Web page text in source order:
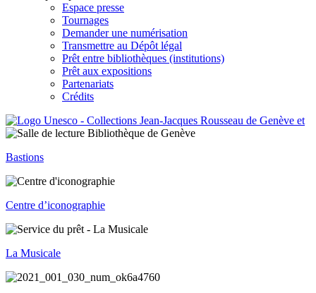
Espace presse
Tournages
Demander une numérisation
Transmettre au Dépôt légal
Prêt entre bibliothèques (institutions)
Prêt aux expositions
Partenariats
Crédits
Bastions
Centre d’iconographie
La Musicale